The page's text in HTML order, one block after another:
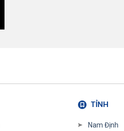
TỈNH
Nam Định